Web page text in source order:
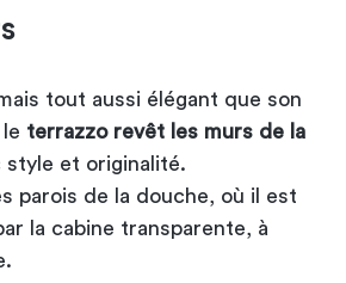
tout aussi élégant que son
terrazzo revêt les murs de la
style et originalité.
parois de la douche, où il est
la cabine transparente, à